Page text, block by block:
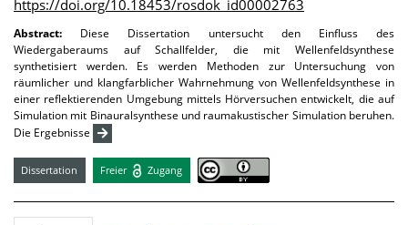
https://doi.org/10.18453/rosdok_id00002763
Abstract: Diese Dissertation untersucht den Einfluss des
Wiedergaberaums auf Schallfelder, die mit Wellenfeldsynthese
synthetisiert werden. Es werden Methoden zur Untersuchung von
räumlicher und klangfarblicher Wahrnehmung von Wellenfeldsynthese in
einer reflektierenden Umgebung mittels Hörversuchen entwickelt, die auf
Simulation mit Binauralsynthese und raumakustischer Simulation beruhen.
Die Ergebnisse
Dissertation Freier Zugang